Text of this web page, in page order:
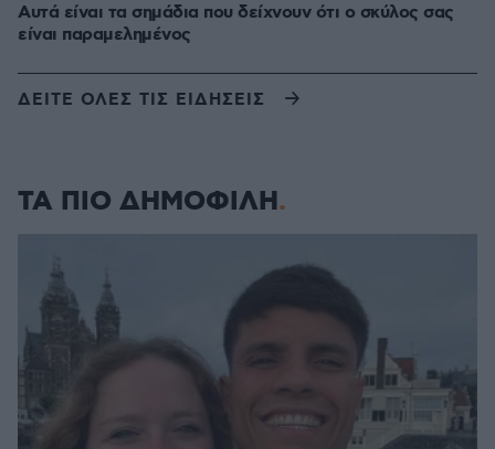
Αυτά είναι τα σημάδια που δείχνουν ότι ο σκύλος σας
είναι παραμελημένος
ΔΕΙΤΕ ΟΛΕΣ ΤΙΣ ΕΙΔΗΣΕΙΣ
ΤΑ ΠΙΟ ΔΗΜΟΦΙΛΗ